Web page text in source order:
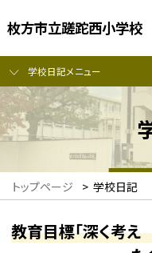
枚方市立蹉跎西小学校
学校日記メニュー
トップページ > 学校日記
教育目標「深く